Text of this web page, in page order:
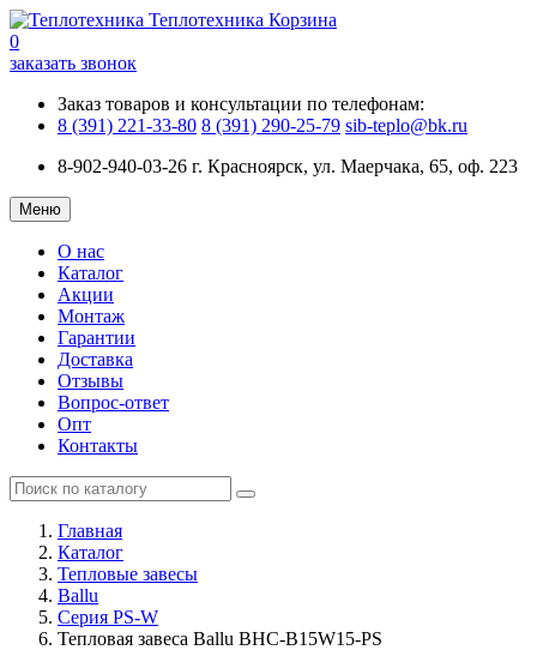
Теплотехника Корзина
0
заказать звонок
Заказ товаров и консультации по телефонам:
8 (391) 221-33-80 8 (391) 290-25-79 sib-teplo@bk.ru
8-902-940-03-26 г. Красноярск, ул. Маерчака, 65, оф. 223
Меню
О нас
Каталог
Акции
Монтаж
Гарантии
Доставка
Отзывы
Вопрос-ответ
Опт
Контакты
Главная
Каталог
Тепловые завесы
Ballu
Серия PS-W
Тепловая завеса Ballu BHC-B15W15-PS